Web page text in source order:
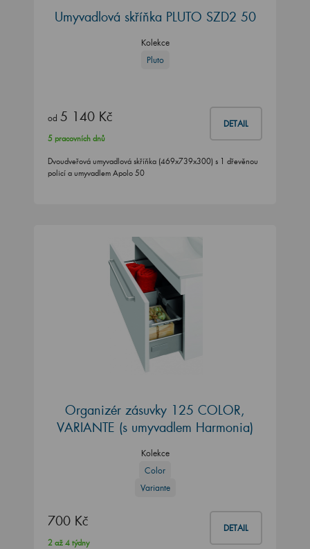
Umyvadlová skříňka PLUTO SZD2 50
Kolekce
Pluto
od 5 140 Kč DETAIL
5 pracovních dnů
Dvoudveřová umyvadlová skříňka (469x739x300) s 1 dřevěnou
policí a umyvadlem Apolo 50
Organizér zásuvky 125 COLOR,
VARIANTE (s umyvadlem Harmonia)
Kolekce
Color
Variante
700 Kč DETAIL
2 až 4 týdny